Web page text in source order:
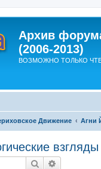
Архив
(2006-2013)
ВОЗМОЖНО ТОЛЬКО
Движение Агни
Поиск